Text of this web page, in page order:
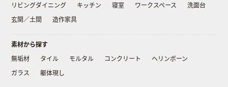
リビングダイニング
キッチン 寝室 ワークスペース
洗面台
玄関／土間
造作家具
素材から探す
無垢材
タイル モルタル コンクリート
ヘリンボーン
ガラス
躯体現し